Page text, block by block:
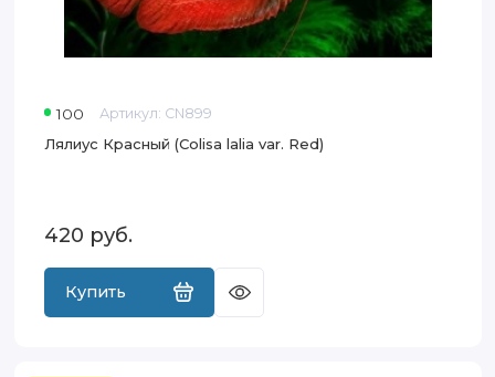
100 Артикул: CN899
Лялиус Красный (Colisa lalia var. Red)
420 руб.
Купить